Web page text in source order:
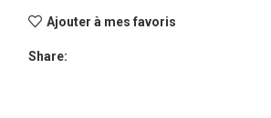
Ajouter à mes favoris
Share: